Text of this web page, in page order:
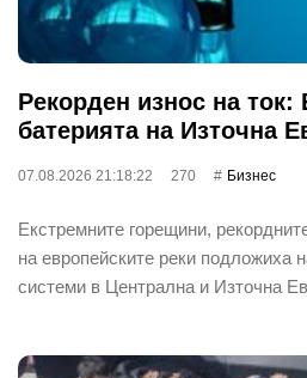
Рекорден износ на ток:
батерията на Източна
07.08.2026 21:18:22 270 Бизнес
Екстремните горещини,
на европейските реки подложиха
системи в Централна и Източна